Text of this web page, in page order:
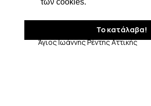
Το κατάλαβα!
Στοιχεία Επικοινωνίας
Δαβάκη 7, ΤΚ 182 33
Άγιος Ιωάννης Ρέντης Αττικής